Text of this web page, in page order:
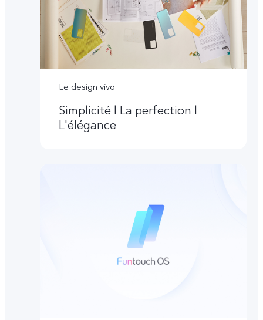
Le design vivo
Simplicité l La perfection l
L'élégance